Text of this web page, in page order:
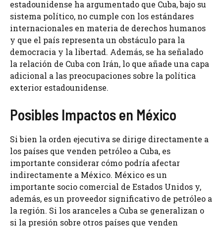
estadounidense ha argumentado que Cuba, bajo su
sistema político, no cumple con los estándares
internacionales en materia de derechos humanos
y que el país representa un obstáculo para la
democracia y la libertad. Además, se ha señalado
la relación de Cuba con Irán, lo que añade una capa
adicional a las preocupaciones sobre la política
exterior estadounidense.
Posibles Impactos en México
Si bien la orden ejecutiva se dirige directamente a
los países que venden petróleo a Cuba, es
importante considerar cómo podría afectar
indirectamente a México. México es un
importante socio comercial de Estados Unidos y,
además, es un proveedor significativo de petróleo a
la región. Si los aranceles a Cuba se generalizan o
si la presión sobre otros países que venden